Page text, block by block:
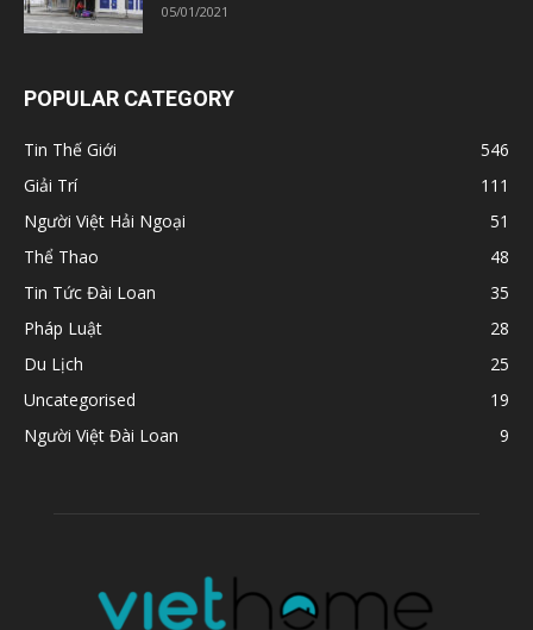
05/01/2021
POPULAR CATEGORY
Tin Thế Giới
546
Giải Trí
111
Người Việt Hải Ngoại
51
Thể Thao
48
Tin Tức Đài Loan
35
Pháp Luật
28
Du Lịch
25
Uncategorised
19
Người Việt Đài Loan
9